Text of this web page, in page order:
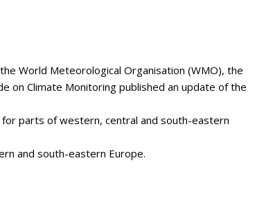
World Meteorological Organisation (WMO), the
on Climate Monitoring published an update of the
parts of western, central and south-eastern
and south-eastern Europe.